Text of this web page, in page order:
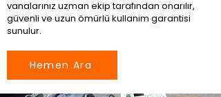
vanalarınız uzman ekip tarafından onarılır,
güvenli ve uzun ömürlü kullanım garantisi
sunulur.
Hemen Ara